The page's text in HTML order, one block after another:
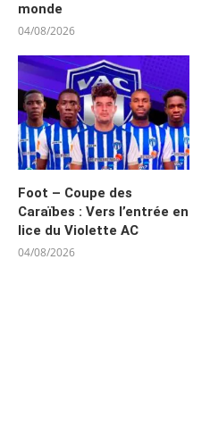
monde
04/08/2026
Foot – Coupe des
Caraïbes : Vers l’entrée en
lice du Violette AC
04/08/2026